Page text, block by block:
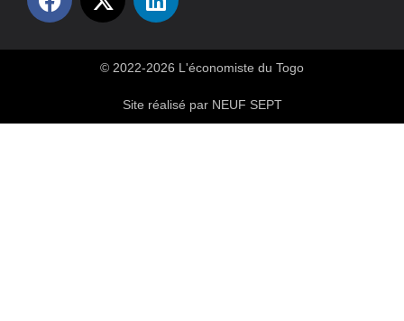
© 2022-2026 L'économiste du Togo
Site réalisé par NEUF SEPT